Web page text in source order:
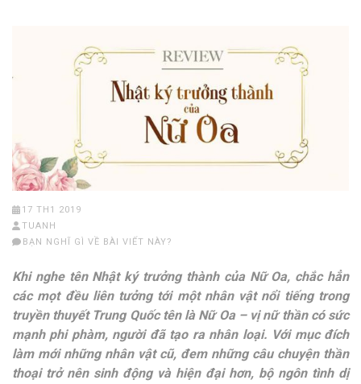
17 TH1 2019
TUANH
BẠN NGHĨ GÌ VỀ BÀI VIẾT NÀY?
Khi nghe tên Nhật ký trưởng thành của Nữ Oa, chắc hẳn
các mọt đều liên tưởng tới một nhân vật nổi tiếng trong
truyền thuyết Trung Quốc tên là Nữ Oa – vị nữ thần có sức
mạnh phi phàm, người đã tạo ra nhân loại. Với mục đích
làm mới những nhân vật cũ, đem những câu chuyện thần
thoại trở nên sinh động và hiện đại hơn, bộ ngôn tình dị